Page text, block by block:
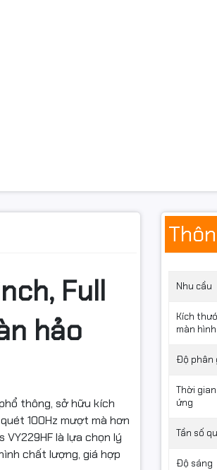
Full
hảo
thông, sở hữu kích
100Hz mượt mà hơn
là lựa chọn lý
chất lượng, giá hợp
Nhu cầu
Kích
màn hình
Độ phân
Thời
ứng
Tần số
Độ sáng